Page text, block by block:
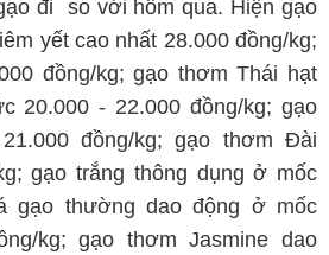
đi so với hôm qua. Hiện gạo
yết cao nhất 28.000 đồng/kg;
đồng/kg; gạo thơm Thái hạt
20.000 - 22.000 đồng/kg; gạo
đồng/kg; gạo thơm Đài
gạo trắng thông dụng ở mốc
gạo thường dao động ở mốc
kg; gạo thơm Jasmine dao